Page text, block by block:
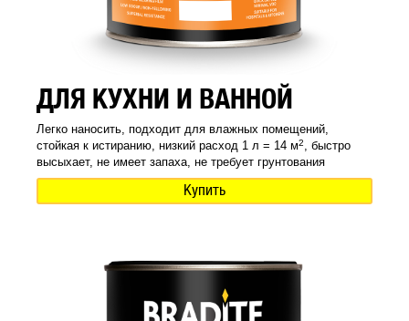
ДЛЯ КУХНИ И ВАННОЙ
Легко наносить, подходит для влажных помещений,
стойкая к истиранию, низкий расход 1 л = 14 м2, быстро
высыхает, не имеет запаха, не требует грунтования
Купить